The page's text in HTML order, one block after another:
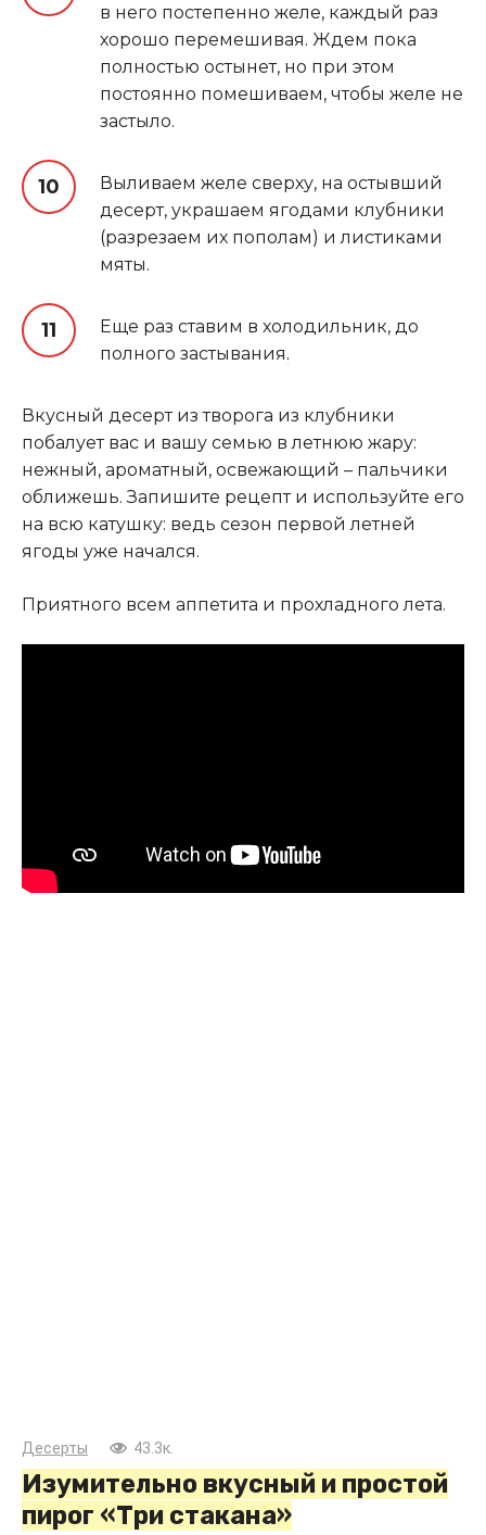
в него постепенно желе, каждый раз
хорошо перемешивая. Ждем пока
полностью остынет, но при этом
постоянно помешиваем, чтобы желе не
застыло.
Выливаем желе сверху, на остывший
десерт, украшаем ягодами клубники
(разрезаем их пополам) и листиками
мяты.
Еще раз ставим в холодильник, до
полного застывания.
Вкусный десерт из творога из клубники
побалует вас и вашу семью в летнюю жару:
нежный, ароматный, освежающий – пальчики
оближешь. Запишите рецепт и используйте его
на всю катушку: ведь сезон первой летней
ягоды уже начался.
Приятного всем аппетита и прохладного лета.
Десерты 43.3к.
Изумительно вкусный и простой
пирог «Три стакана»